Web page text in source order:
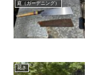
庭（ガーデニング）
花き